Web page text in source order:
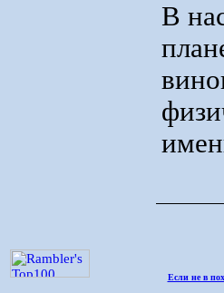
В
Если не в